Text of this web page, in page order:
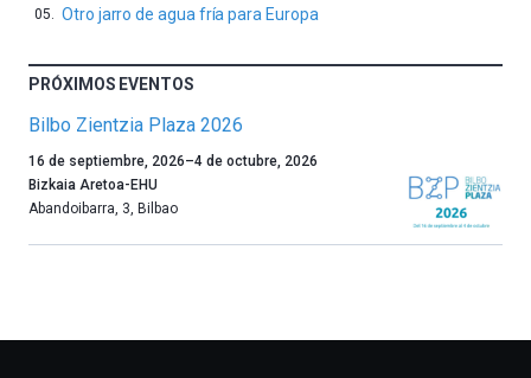
Otro jarro de agua fría para Europa
PRÓXIMOS EVENTOS
Bilbo Zientzia Plaza 2026
Un
año
más,
16 de septiembre, 2026–4 de octubre, 2026
Bizkaia Aretoa-EHU
Abandoibarra, 3, Bilbao